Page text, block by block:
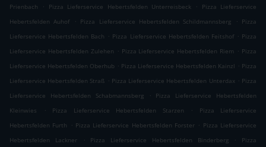
Prienbach
. Pizza Lieferservice Hebertsfelden Unterreisbeck .
Pizza Lieferservice
Hebertsfelden Auhof
. Pizza Lieferservice Hebertsfelden Schildmannsberg . Pizza
Lieferservice Hebertsfelden Bach . Pizza Lieferservice Hebertsfelden Feitshof . Pizza
Lieferservice Hebertsfelden Zulehen . Pizza Lieferservice Hebertsfelden Riem . Pizza
Lieferservice Hebertsfelden Oberhub . Pizza Lieferservice Hebertsfelden Kainzl . Pizza
Lieferservice Hebertsfelden Straß . Pizza Lieferservice Hebertsfelden Unterdax . Pizza
Lieferservice Hebertsfelden Schabmannsberg
.
Pizza Lieferservice Hebertsfelden
Kleinwies
. Pizza Lieferservice Hebertsfelden Starzen .
Pizza Lieferservice
Hebertsfelden Furth
. Pizza Lieferservice Hebertsfelden Forster . Pizza Lieferservice
Hebertsfelden Lackner
. Pizza Lieferservice Hebertsfelden Binderberg .
Pizza